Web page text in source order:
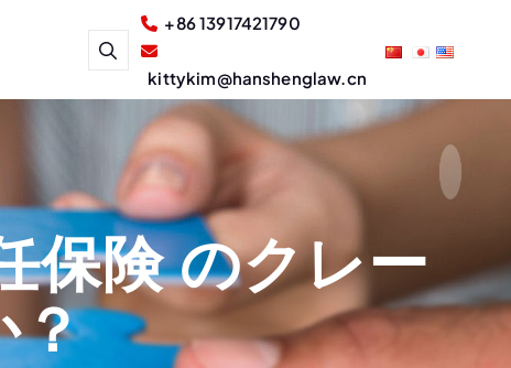
+86 13917421790
kittykim@hanshenglaw.cn
保険 のクレー
？